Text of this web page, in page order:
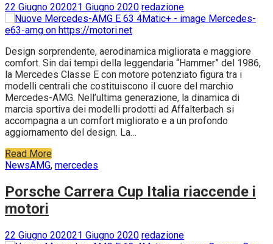
22 Giugno 202021 Giugno 2020 redazione
Design sorprendente, aerodinamica migliorata e maggiore
comfort. Sin dai tempi della leggendaria “Hammer” del 1986,
la Mercedes Classe E con motore potenziato figura tra i
modelli centrali che costituiscono il cuore del marchio
Mercedes-AMG. Nell’ultima generazione, la dinamica di
marcia sportiva dei modelli prodotti ad Affalterbach si
accompagna a un comfort migliorato e a un profondo
aggiornamento del design. La…
Read More
NewsAMG, mercedes
Porsche Carrera Cup Italia riaccende i
motori
22 Giugno 202021 Giugno 2020 redazione